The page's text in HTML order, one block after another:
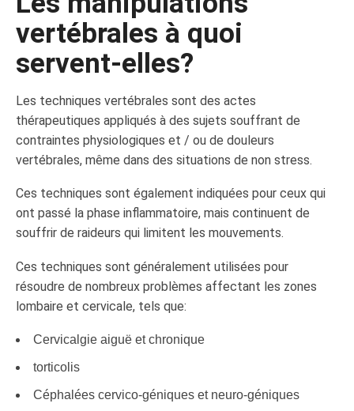
vertébrales à quoi
servent-elles?
Les techniques vertébrales sont des actes
thérapeutiques appliqués à des sujets souffrant de
contraintes physiologiques et / ou de douleurs
vertébrales, même dans des situations de non stress.
Ces techniques sont également indiquées pour ceux qui
ont passé la phase inflammatoire, mais continuent de
souffrir de raideurs qui limitent les mouvements.
Ces techniques sont généralement utilisées pour
résoudre de nombreux problèmes affectant les zones
lombaire et cervicale, tels que:
Cervicalgie aiguë et chronique
torticolis
Céphalées cervico-géniques et neuro-géniques